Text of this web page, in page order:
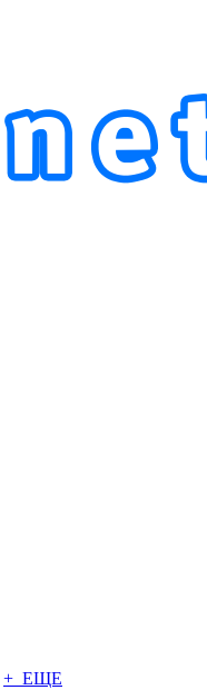
+ ЕЩЕ